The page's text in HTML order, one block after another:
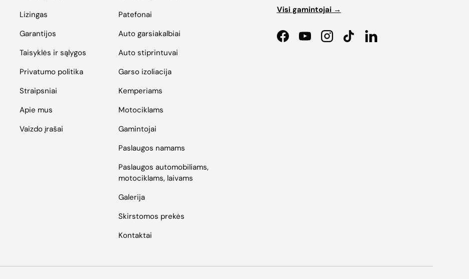
Lizingas
Garantijos
Taisyklės ir sąlygos
Privatumo politika
Straipsniai
Apie mus
Vaizdo įrašai
Patefonai
Auto garsiakalbiai
Auto stiprintuvai
Garso izoliacija
Kemperiams
Motociklams
Gamintojai
Paslaugos namams
Paslaugos automobiliams,
motociklams, laivams
Galerija
Skirstomos prekės
Kontaktai
Visi gamintojai →
FacebookYouTubeInstagramTikTokLinkedIn